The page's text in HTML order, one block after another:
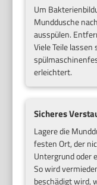
Um
Munddusche
ausspülen.
Viele Teile
erleichtert.
Sicheres
Lagere die
festen Ort, der
Untergrund oder
So wird
beschädigt wird,